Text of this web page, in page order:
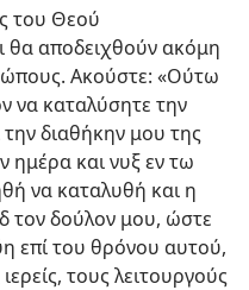
του Θεού
θα αποδειχθούν ακόμη
Ακούστε: «Ούτω
να καταλύσητε την
διαθήκην μου της
ημέρα και νυξ εν τω
να καταλυθή και η
τον δούλον μου, ώστε
επί του θρόνου αυτού,
τους λειτουργούς